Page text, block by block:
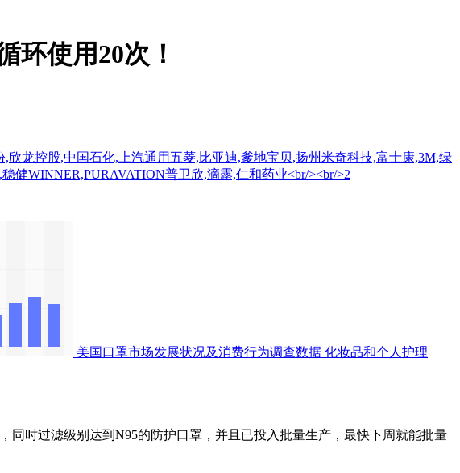
环使用20次！
龙控股,中国石化,上汽通用五菱,比亚迪,爹地宝贝,扬州米奇科技,富士康,3M,绿
健WINNER,PURAVATION普卫欣,滴露,仁和药业<br/><br/>2
美国口罩市场发展状况及消费行为调查数据 化妆品和个人护理
时过滤级别达到N95的防护口罩，并且已投入批量生产，最快下周就能批量